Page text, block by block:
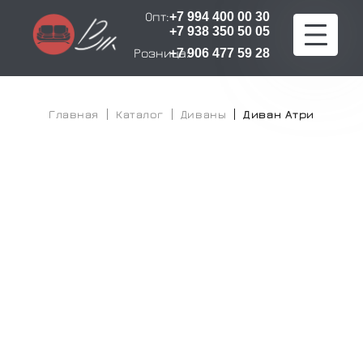
Опт:+7 994 400 00 30
+7 938 350 50 05
Розница:+7 906 477 59 28
Главная Каталог Диваны Диван Атри